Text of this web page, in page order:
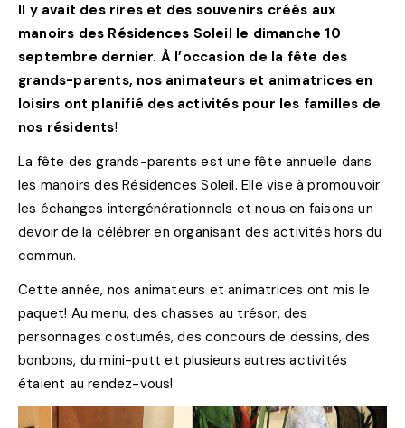
Il y avait des rires et des souvenirs créés aux
manoirs des Résidences Soleil le dimanche 10
septembre dernier. À l’occasion de la fête des
grands-parents, nos animateurs et animatrices en
loisirs ont planifié des activités pour les familles de
nos résidents!
La fête des grands-parents est une fête annuelle dans
les manoirs des Résidences Soleil. Elle vise à promouvoir
les échanges intergénérationnels et nous en faisons un
devoir de la célébrer en organisant des activités hors du
commun.
Cette année, nos animateurs et animatrices ont mis le
paquet! Au menu, des chasses au trésor, des
personnages costumés, des concours de dessins, des
bonbons, du mini-putt et plusieurs autres activités
étaient au rendez-vous!